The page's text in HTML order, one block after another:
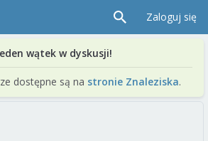
Zaloguj się
wątek w dyskusji!
dostępne są na stronie Znaleziska.